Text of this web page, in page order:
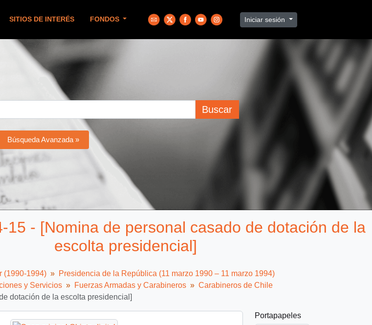
SITIOS DE INTERÉS FONDOS Iniciar sesión
Buscar
Búsqueda Avanzada »
15 - [Nomina de personal casado de dotación de la
escolta presidencial]
(1990-1994)
Presidencia de la República (11 marzo 1990 – 11 marzo 1994)
y Servicios
Fuerzas Armadas y Carabineros
Carabineros de Chile
dotación de la escolta presidencial]
Portapapeles